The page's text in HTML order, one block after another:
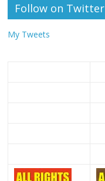
Follow on Twitter
My Tweets